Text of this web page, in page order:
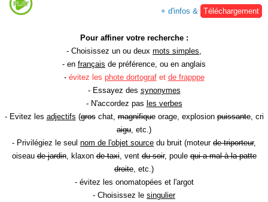
+ d'infos &
Téléchargement
Pour affiner votre recherche :
- Choisissez un ou deux mots simples
- en français de préférence, ou en anglais
- évitez les phote dortografet de frapppe
- Essayez des synonymes
- N'accordez pas les verbes
- Evitez les adjectifs (groschat,magnifiqueorage, explosionpuissante, cri
aigu , etc.)
- Privilégiez le seul nom de l'objet source du bruit (moteur de triporteur,
oiseaude jardin, klaxonde taxi, ventdu soir, poulequi a mal à la patte
droite , etc.)
- évitez les onomatopées et l'argot
- Choisissez le singulier